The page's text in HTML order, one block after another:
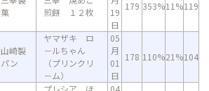
菓
煎餅 １２枚
19
日
179 353%11%119
山崎製
パン
ヤマザキ ロ
－ルちゃん
（プリンクリ
－ム）
05
月
01
日
178 110%21%104
プレシア ほ
04